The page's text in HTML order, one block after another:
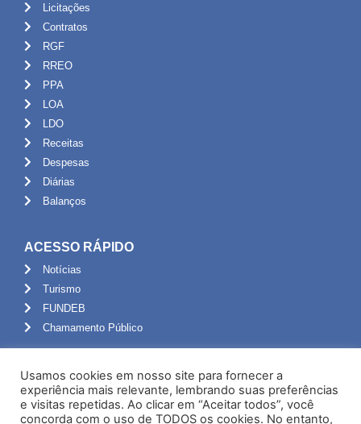
Licitações
Contratos
RGF
RREO
PPA
LOA
LDO
Receitas
Despesas
Diárias
Balanços
ACESSO RÁPIDO
Notícias
Turismo
FUNDEB
Chamamento Público
Portal do Servidor
Webmail
Usamos cookies em nosso site para fornecer a
experiência mais relevante, lembrando suas preferências
e visitas repetidas. Ao clicar em “Aceitar todos”, você
concorda com o uso de TODOS os cookies. No entanto,